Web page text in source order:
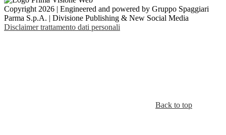
Copyright 2026 | Engineered and powered by Gruppo Spaggiari
Parma S.p.A. | Divisione Publishing & New Social Media
Disclaimer trattamento dati personali
Back to top